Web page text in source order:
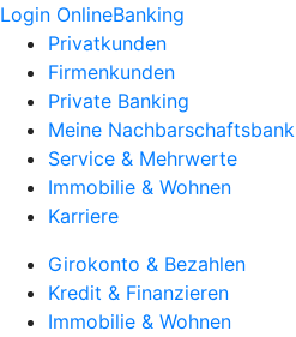
Login OnlineBanking
Privatkunden
Firmenkunden
Private Banking
Meine Nachbarschaftsbank
Service & Mehrwerte
Immobilie & Wohnen
Karriere
Girokonto & Bezahlen
Kredit & Finanzieren
Immobilie & Wohnen